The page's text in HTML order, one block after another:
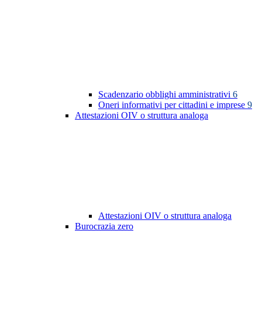
Scadenzario obblighi amministrativi 6
Oneri informativi per cittadini e imprese 9
Attestazioni OIV o struttura analoga
Attestazioni OIV o struttura analoga
Burocrazia zero